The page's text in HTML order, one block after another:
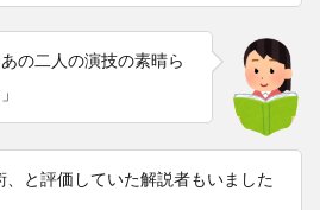
の二人の演技の素晴ら
、と評価していた解説者もいました